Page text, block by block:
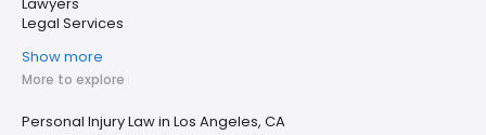
Legal Services
Show more
More to explore
Personal Injury Law in Los Angeles, CA